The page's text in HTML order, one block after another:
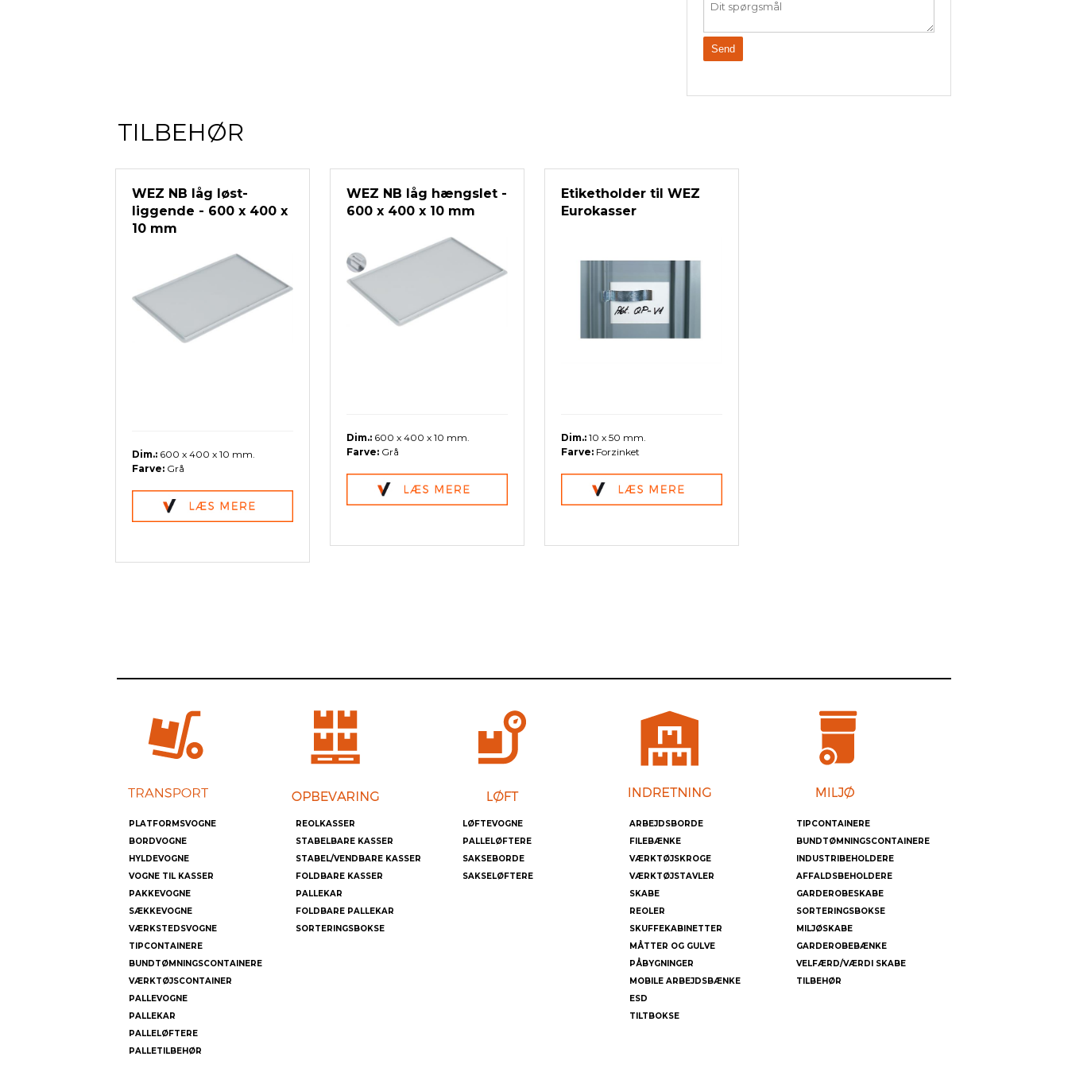
TILBEHØR
WEZ NB låg løst-
liggende - 600 x 400 x
10 mm
Dim.:600 x 400 x 10 mm.
Farve: Grå
WEZ NB låg hængslet -
600 x 400 x 10 mm
Dim.:600 x 400 x 10 mm.
Farve:Grå
Etiketholder til WEZ
Eurokasser
Dim.:10 x 50 mm.
Farve:Forzinket
PLATFORMSVOGNE
BORDVOGNE
HYLDEVOGNE
VOGNE TIL KASSER
PAKKEVOGNE
SÆKKEVOGNE
VÆRKSTEDSVOGNE
TIPCONTAINERE
BUNDTØMNINGSCONTAINERE
VÆRKTØJSCONTAINER
PALLEVOGNE
PALLEKAR
PALLELØFTERE
PALLETILBEHØR
REOLKASSER
STABELBARE KASSER
STABEL/VENDBARE KASSER
FOLDBARE KASSER
PALLEKAR
FOLDBARE PALLEKAR
SORTERINGSBOKSE
LØFTEVOGNE
PALLELØFTERE
SAKSEBORDE
SAKSELØFTERE
ARBEJDSBORDE
FILEBÆNKE
VÆRKTØJSKROGE
VÆRKTØJSTAVLER
SKABE
REOLER
SKUFFEKABINETTER
MÅTTER OG GULVE
PÅBYGNINGER
MOBILE ARBEJDSBÆNKE
ESD
TILTBOKSE
TIPCONTAINERE
BUNDTØMNINGSCONTAINERE
INDUSTRIBEHOLDERE
AFFALDSBEHOLDERE
GARDEROBESKABE
SORTERINGSBOKSE
MILJØSKABE
GARDEROBEBÆNKE
VELFÆRD/VÆRDI SKABE
TILBEHØR